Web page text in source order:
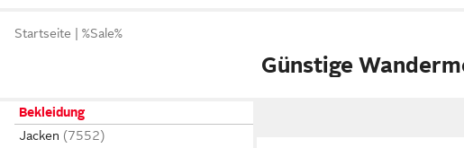
Startseite %Sale%
Günstige
Bekleidung
Jacken